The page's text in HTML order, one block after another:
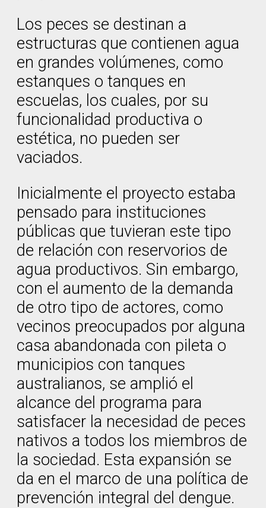
Los peces se destinan a
estructuras que contienen agua
en grandes volúmenes, como
estanques o tanques en
escuelas, los cuales, por su
funcionalidad productiva o
estética, no pueden ser
vaciados.
Inicialmente el proyecto estaba
pensado para instituciones
públicas que tuvieran este tipo
de relación con reservorios de
agua productivos. Sin embargo,
con el aumento de la demanda
de otro tipo de actores, como
vecinos preocupados por alguna
casa abandonada con pileta o
municipios con tanques
australianos, se amplió el
alcance del programa para
satisfacer la necesidad de peces
nativos a todos los miembros de
la sociedad. Esta expansión se
da en el marco de una política de
prevención integral del dengue.